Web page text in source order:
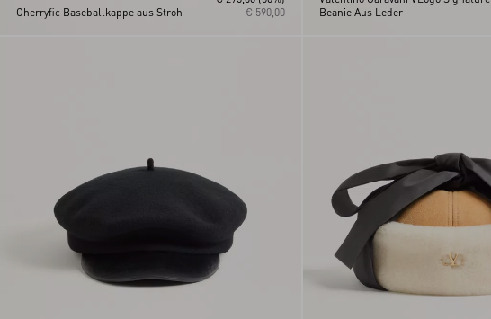
Cherryfic Baseballkappe aus Stroh € 590,00
Beanie Aus Leder